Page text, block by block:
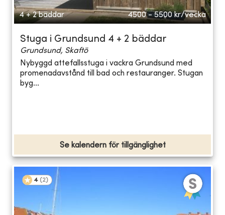
4 + 2 bäddar 4500 - 5500 kr/vecka
Stuga i Grundsund 4 + 2 bäddar
Grundsund, Skaftö
Nybyggd attefallsstuga i vackra Grundsund med
promenadavstånd till bad och restauranger. Stugan
byg...
Se kalendern för tillgänglighet
4 (2)